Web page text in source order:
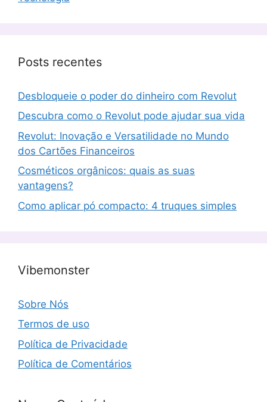
Posts recentes
Desbloqueie o poder do dinheiro com Revolut
Descubra como o Revolut pode ajudar sua vida
Revolut: Inovação e Versatilidade no Mundo
dos Cartões Financeiros
Cosméticos orgânicos: quais as suas
vantagens?
Como aplicar pó compacto: 4 truques simples
Vibemonster
Sobre Nós
Termos de uso
Política de Privacidade
Política de Comentários